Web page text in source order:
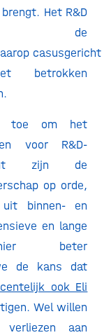
Het R&D
zal de
casusgericht
betrokken
toe om het
voor R&D-
zijn de
op orde,
binnen- en
en lange
beter
de kans dat
ook Eli
Wel willen
aan